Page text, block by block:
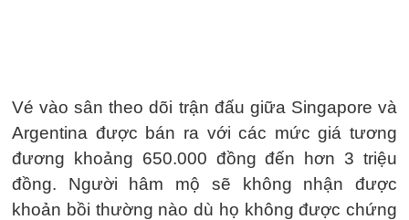
Vé vào sân theo dõi trận đấu giữa Singapore và
Argentina được bán ra với các mức giá tương
đương khoảng 650.000 đồng đến hơn 3 triệu
đồng. Người hâm mộ sẽ không nhận được
khoản bồi thường nào dù họ không được chứng